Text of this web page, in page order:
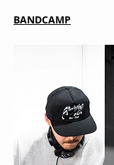
BANDCAMP